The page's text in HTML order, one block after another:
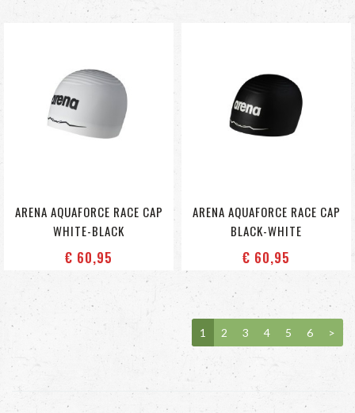
ARENA AQUAFORCE RACE CAP
WHITE-BLACK
€ 60,95
ARENA AQUAFORCE RACE CAP
BLACK-WHITE
€ 60,95
1 2 3 4 5 6 >